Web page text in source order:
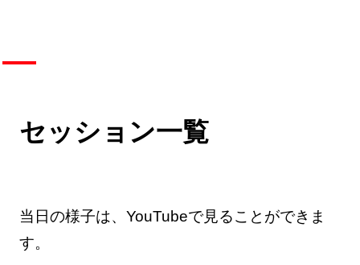
セッション一覧
当日の様子は、YouTubeで見ることができま
す。